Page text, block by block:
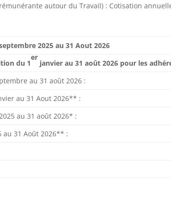
autour du Travail) : Cotisation
2025 au 31 Aout 2026
du 1
er
janvier au 31 août 2026 pour les
au 31 août 2026 :
au 31 Aout 2026** :
au 31 août 2026* :
au 31 Août 2026** :